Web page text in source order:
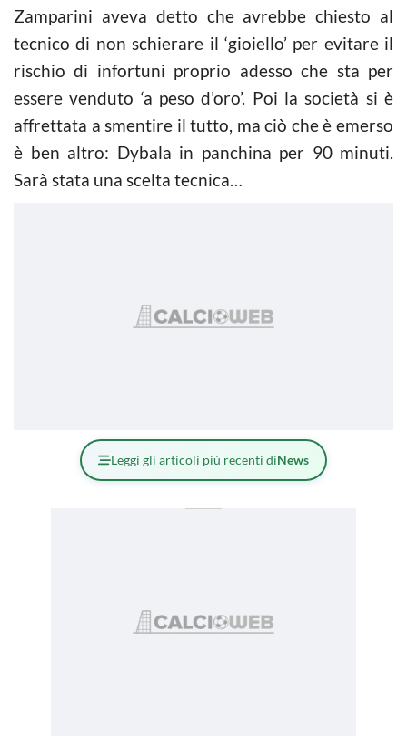
Zamparini aveva detto che avrebbe chiesto al
tecnico di non schierare il ‘gioiello’ per evitare il
rischio di infortuni proprio adesso che sta per
essere venduto ‘a peso d’oro’. Poi la società si è
affrettata a smentire il tutto, ma ciò che è emerso
è ben altro: Dybala in panchina per 90 minuti.
Sarà stata una scelta tecnica…
Leggi gli articoli più recenti diNews